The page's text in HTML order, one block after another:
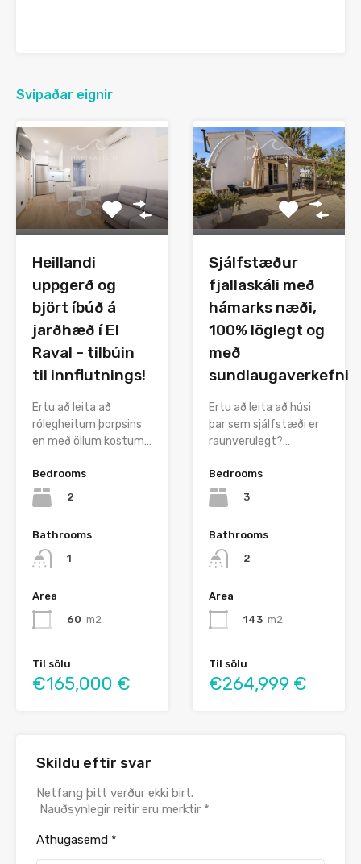
Svipaðar eignir
Heillandi
uppgerð og
björt íbúð á
jarðhæð í El
Raval – tilbúin
til innflutnings!
Ertu að leita að
rólegheitum þorpsins
en með öllum kostum…
Bedrooms
2
Bathrooms
1
Area
60 m2
Til sölu
€165,000 €
Sjálfstæður
fjallaskáli með
hámarks næði,
100% löglegt og
með
sundlaugaverkefni
Ertu að leita að húsi
þar sem sjálfstæði er
raunverulegt?…
Bedrooms
3
Bathrooms
2
Area
143 m2
Til sölu
€264,999 €
Skildu eftir svar
Netfang þitt verður ekki birt.
Nauðsynlegir reitir eru merktir *
Athugasemd *